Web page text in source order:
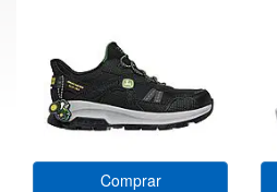
Comprar